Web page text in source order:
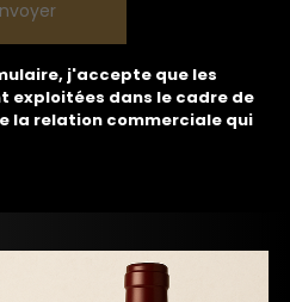
j'accepte que les
exploitées dans le cadre de
la relation commerciale qui